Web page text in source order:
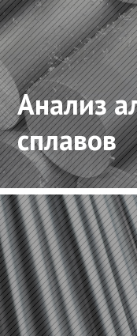
Анализ
сплавов